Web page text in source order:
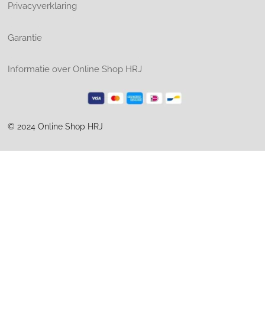
Privacyverklaring
Garantie
Informatie over Online Shop HRJ
© 2024 Online Shop HRJ